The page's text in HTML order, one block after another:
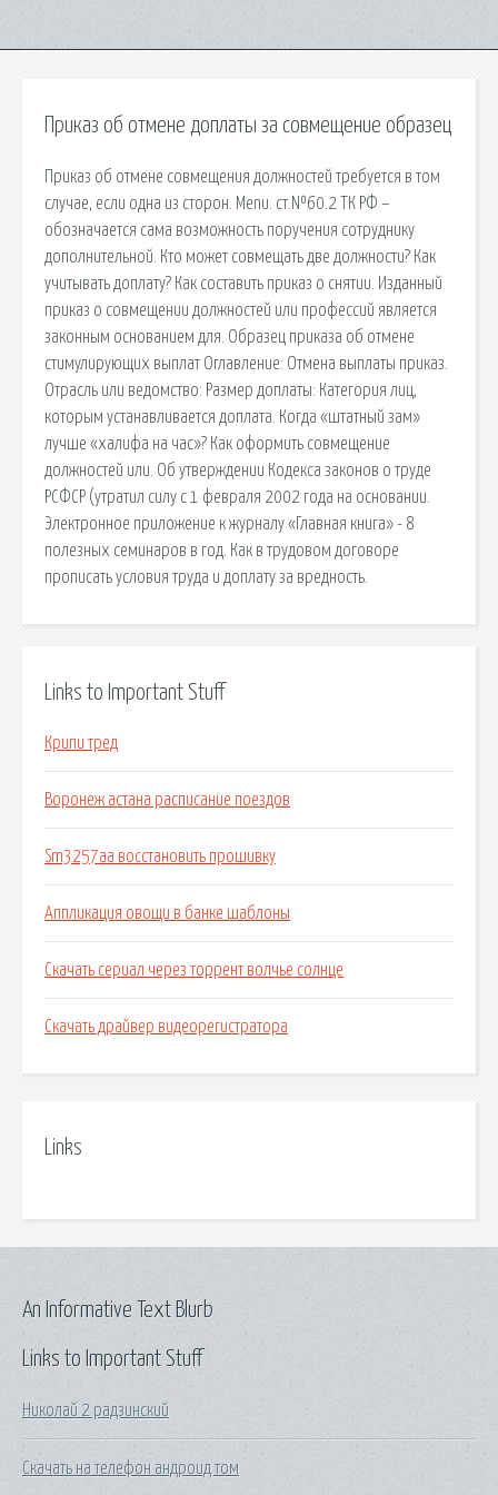
Приказ об отмене доплаты за совмещение образец
Приказ об отмене совмещения должностей требуется в том
случае, если одна из сторон. Menu. ст.№60.2 ТК РФ –
обозначается сама возможность поручения сотруднику
дополнительной. Кто может совмещать две должности? Как
учитывать доплату? Как составить приказ о снятии. Изданный
приказ о совмещении должностей или профессий является
законным основанием для. Образец приказа об отмене
стимулирующих выплат Оглавление: Отмена выплаты приказ.
Отрасль или ведомство: Размер доплаты: Категория лиц,
которым устанавливается доплата. Когда «штатный зам»
лучше «халифа на час»? Как оформить совмещение
должностей или. Об утверждении Кодекса законов о труде
РСФСР (утратил силу с 1 февраля 2002 года на основании.
Электронное приложение к журналу «Главная книга» - 8
полезных семинаров в год. Как в трудовом договоре
прописать условия труда и доплату за вредность.
Links to Important Stuff
Крипи тред
Воронеж астана расписание поездов
Sm3257aa восстановить прошивку
Аппликация овощи в банке шаблоны
Скачать сериал через торрент волчье солнце
Скачать драйвер видеорегистратора
Links
Links to Important Stuff
Николай 2 радзинский
Скачать на телефон андроид том
An Informative Text Blurb